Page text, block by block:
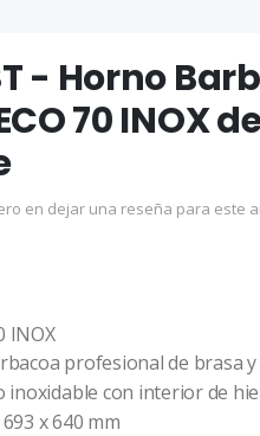
- Horno
70 INOX
en dejar una reseña para este
INOX
profesional de brasa
inoxidable con interior de
x 640 mm